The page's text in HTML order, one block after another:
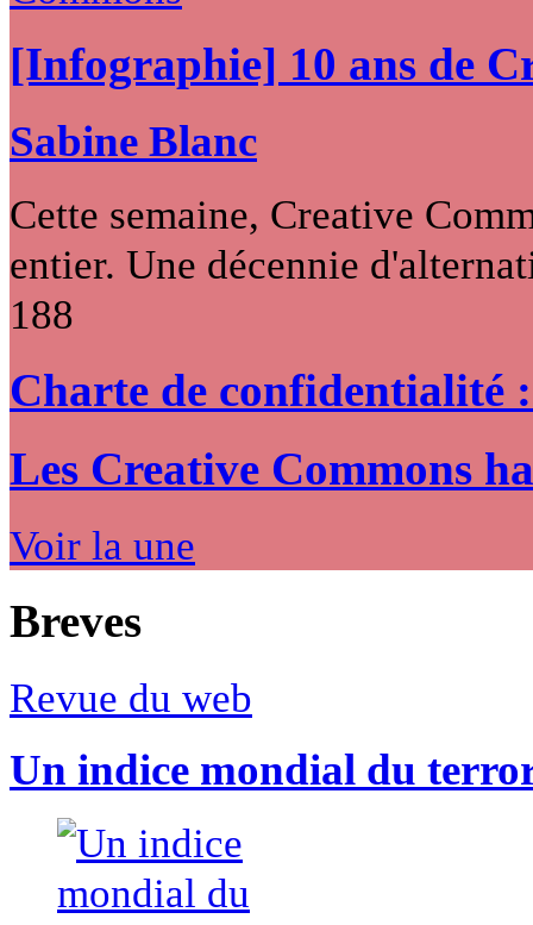
[Infographie] 10 ans de
Sabine Blanc
Cette semaine, Creative
entier. Une décennie
188
Charte de confidentialité
Les Creative Commons
Voir la une
Breves
Revue du web
Un indice mondial du